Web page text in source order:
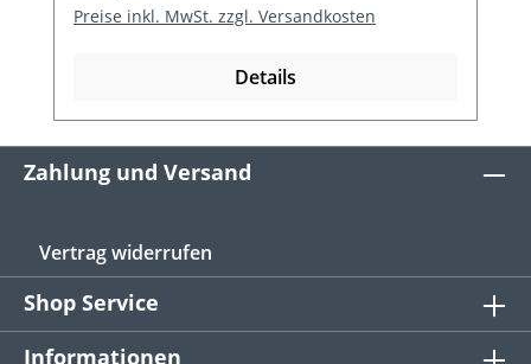
Preise inkl. MwSt. zzgl. Versandkosten
Details
Zahlung und Versand
Vertrag widerrufen
Shop Service
Informationen